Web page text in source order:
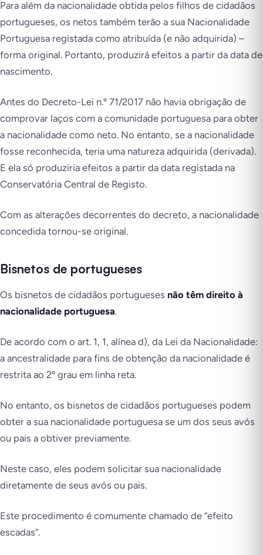
Para além da nacionalidade obtida pelos filhos de cidadãos
portugueses, os netos também terão a sua Nacionalidade
Portuguesa registada como atribuída (e não adquirida) –
forma original. Portanto, produzirá efeitos a partir da data de
nascimento.
Antes do Decreto-Lei n.º 71/2017 não havia obrigação de
comprovar laços com a comunidade portuguesa para obter
a nacionalidade como neto. No entanto, se a nacionalidade
fosse reconhecida, teria uma natureza adquirida (derivada).
E ela só produziria efeitos a partir da data registada na
Conservatória Central de Registo.
Com as alterações decorrentes do decreto, a nacionalidade
concedida tornou-se original.
Bisnetos de portugueses
Os bisnetos de cidadãos portugueses não têm direito à
nacionalidade portuguesa.
De acordo com o art. 1, 1, alínea d), da Lei da Nacionalidade:
a ancestralidade para fins de obtenção da nacionalidade é
restrita ao 2º grau em linha reta.
No entanto, os bisnetos de cidadãos portugueses podem
obter a sua nacionalidade portuguesa se um dos seus avós
ou pais a obtiver previamente.
Neste caso, eles podem solicitar sua nacionalidade
diretamente de seus avós ou pais.
Este procedimento é comumente chamado de “efeito
escadas”.